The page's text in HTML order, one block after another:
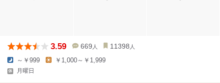
3.59 669 人 11398 人
～￥999 ￥1,000～￥1,999
月曜日